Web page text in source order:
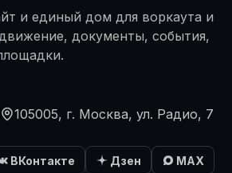
и единый дом для воркаута и
документы, события,
105005, г. Москва, ул. Радио, 7
ВКонтакте Дзен MAX